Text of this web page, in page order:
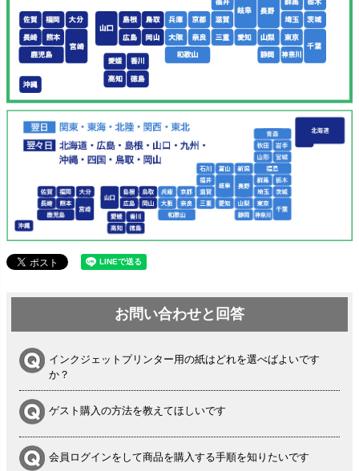
お問い合わせと回答
インクジェットプリンター用の紙はどれを選べばよいです
か？
ゲスト購入の方法を教えてほしいです
会員ログインをして商品を購入する手順を知りたいです